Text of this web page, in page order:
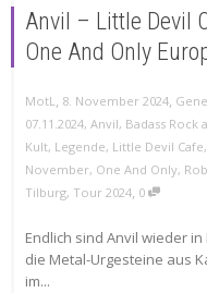
Anvil – Little Devil
One And Only
MotL, 8. November 2024,
07.11.2024, Anvil, Badass Rock
Kult, Legende, Little Devil Cafe,
November, One And Only,
Tilburg, Tour 2024, 0
Endlich sind Anvil wieder
die Metal-Urgesteine aus
im...